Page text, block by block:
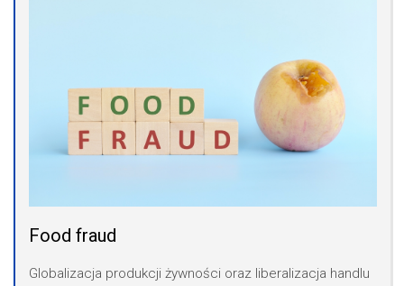
Food fraud
Globalizacja produkcji żywności oraz liberalizacja handlu